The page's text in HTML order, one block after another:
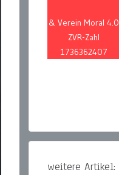
& Verein Moral 4.0
ZVR-Zahl
1736362407
weitere Artikel: